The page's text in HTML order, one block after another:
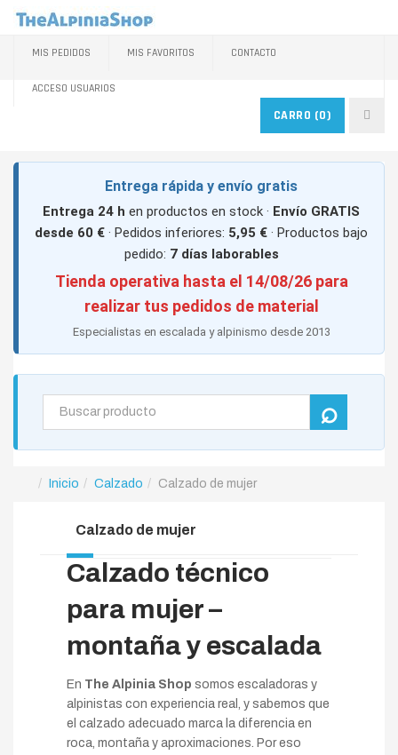
MIS PEDIDOS MIS FAVORITOS CONTACTO
ACCESO USUARIOS
CARRO (0)
Entrega rápida y envío gratis
Entrega 24 h en productos en stock · Envío GRATIS
desde 60 € · Pedidos inferiores: 5,95 € · Productos bajo
pedido: 7 días laborables
Tienda operativa hasta el 14/08/26 para
realizar tus pedidos de material
Especialistas en escalada y alpinismo desde 2013
Inicio Calzado Calzado de mujer
Calzado de mujer
Calzado técnico
para mujer –
montaña y escalada
En The Alpinia Shop somos escaladoras y
alpinistas con experiencia real, y sabemos que
el calzado adecuado marca la diferencia en
roca, montaña y aproximaciones. Por eso